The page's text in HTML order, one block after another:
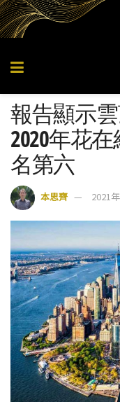
報告顯示
2020年花
名第六
本思齊 2021